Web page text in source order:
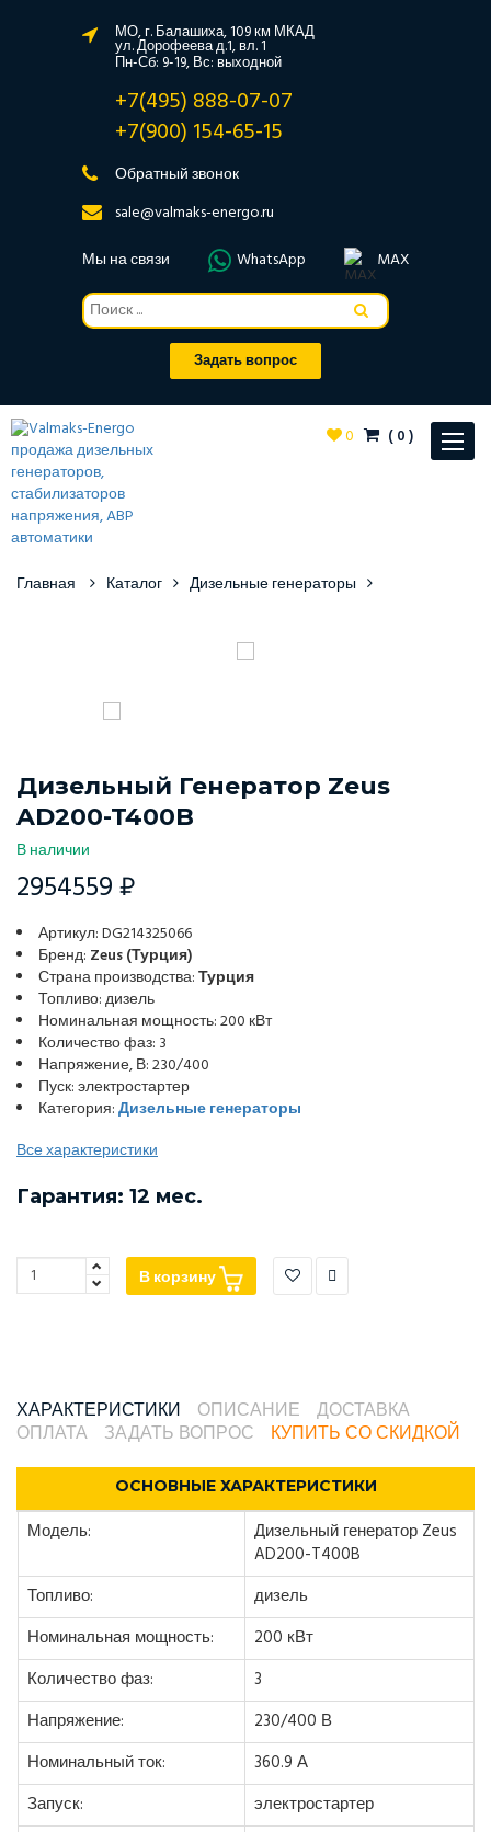
МО, г. Балашиха, 109 км МКАД
ул. Дорофеева д.1, вл. 1
Пн-Сб: 9-19, Вс: выходной
+7(495) 888-07-07
+7(900) 154-65-15
Обратный звонок
sale@valmaks-energo.ru
Мы на связи
WhatsApp MAX
Задать вопрос
Toggle
0 (0)
Главная Каталог Дизельные генераторы
Дизельный Генератор Zeus
AD200-T400B
В наличии
2954559 ₽
Артикул: DG214325066
Бренд: Zeus (Турция)
Страна производства:Турция
Топливо: дизель
Номинальная мощность: 200 кВт
Количество фаз: 3
Напряжение, В: 230/400
Пуск: электростартер
Категория:Дизельные генераторы
Все характеристики
Гарантия: 12 мес.
В корзину
ХАРАКТЕРИСТИКИ ОПИСАНИЕ
ДОСТАВКА
ОПЛАТА
ЗАДАТЬ ВОПРОС КУПИТЬ СО СКИДКОЙ
ОСНОВНЫЕ ХАРАКТЕРИСТИКИ
Модель:
Дизельный генератор Zeus
AD200-T400B
Топливо:
дизель
Номинальная мощность:
200 кВт
Количество фаз:
3
Напряжение:
230/400 В
Номинальный ток:
360.9 А
Запуск:
электростартер